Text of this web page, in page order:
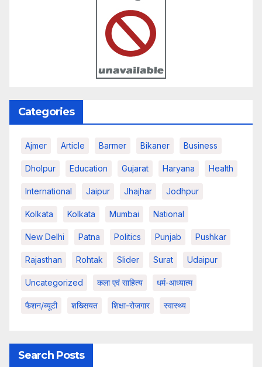
Categories
Ajmer Article Barmer Bikaner Business
Dholpur Education Gujarat Haryana Health
International Jaipur Jhajhar Jodhpur
Kolkata Kolkata Mumbai National
New Delhi Patna Politics Punjab Pushkar
Rajasthan Rohtak Slider Surat Udaipur
Uncategorized कला एवं साहित्य धर्म-आध्यात्म
फैशन/ब्यूटी शख्सियत शिक्षा-रोजगार स्वास्थ्य
Search Posts